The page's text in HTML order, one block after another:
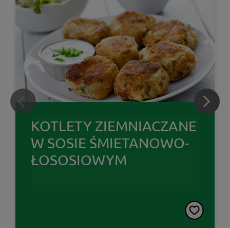
KOTLETY ZIEMNIACZANE
W SOSIE ŚMIETANOWO-
ŁOSOSIOWYM